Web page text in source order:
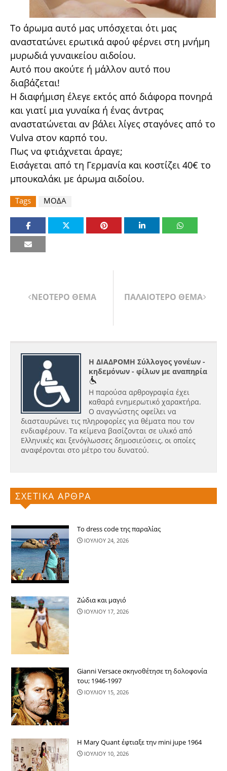
Το άρωμα αυτό μας υπόσχεται ότι μας
αναστατώνει ερωτικά αφού φέρνει στη μνήμη
μυρωδιά γυναικείου αιδοίου.
Αυτό που ακούτε ή μάλλον αυτό που
διαβάζεται!
Η διαφήμιση έλεγε εκτός από διάφορα πονηρά
και γιατί μια γυναίκα ή ένας άντρας
αναστατώνεται αν βάλει λίγες σταγόνες από το
Vulva στον καρπό του.
Πως να φτιάχνεται άραγε;
Εισάγεται από τη Γερμανία και κοστίζει 40€ το
μπουκαλάκι με άρωμα αιδοίου.
Tags ΜΟΔΑ
ΝΕΟΤΕΡΟ ΘΕΜΑ ΠΑΛΑΙΟΤΕΡΟ ΘΕΜΑ
Η ΔΙΑΔΡΟΜΗ Σύλλογος γονέων -
κηδεμόνων - φίλων με αναπηρία
Η παρούσα αρθρογραφία έχει
καθαρά ενημερωτικό χαρακτήρα.
Ο αναγνώστης οφείλει να
διασταυρώνει τις πληροφορίες για θέματα που τον
ενδιαφέρουν. Τα κείμενα βασίζονται σε υλικό από
Ελληνικές και ξενόγλωσσες δημοσιεύσεις, οι οποίες
αναφέρονται στο μέτρο του δυνατού.
ΣΧΕΤΙΚΑ ΑΡΘΡΑ
Το dress code της παραλίας
ΙΟΥΛΙΟΥ 24, 2026
Ζώδια και μαγιό
ΙΟΥΛΙΟΥ 17, 2026
Gianni Versace σκηνοθέτησε τη δολοφονία
του; 1946-1997
ΙΟΥΛΙΟΥ 15, 2026
Η Mary Quant έφτιαξε την mini jupe 1964
ΙΟΥΛΙΟΥ 10, 2026